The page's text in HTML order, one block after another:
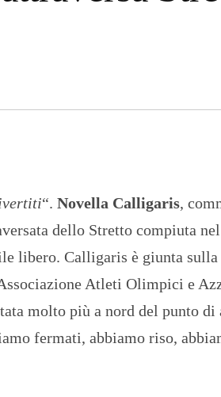
’
I
C
I
T
“. Novella Calligaris,
dello Stretto compiuta
libero. Calligaris è giunta
Atleti Olimpici e
molto più a nord del punto
fermati, abbiamo riso,